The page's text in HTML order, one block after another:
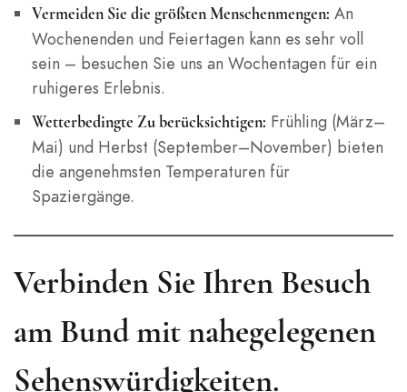
Vermeiden Sie die größten Menschenmengen: An
Wochenenden und Feiertagen kann es sehr voll
sein – besuchen Sie uns an Wochentagen für ein
ruhigeres Erlebnis.
Wetterbedingte Zu berücksichtigen: Frühling (März–
Mai) und Herbst (September–November) bieten
die angenehmsten Temperaturen für
Spaziergänge.
Verbinden Sie Ihren Besuch
am Bund mit nahegelegenen
Sehenswürdigkeiten.